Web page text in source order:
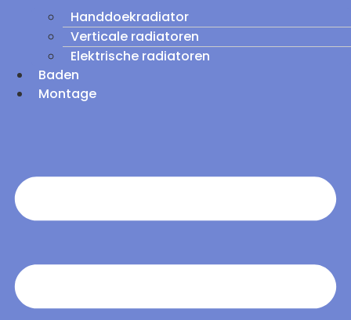
Handdoekradiator
Verticale radiatoren
Elektrische radiatoren
Baden
Montage